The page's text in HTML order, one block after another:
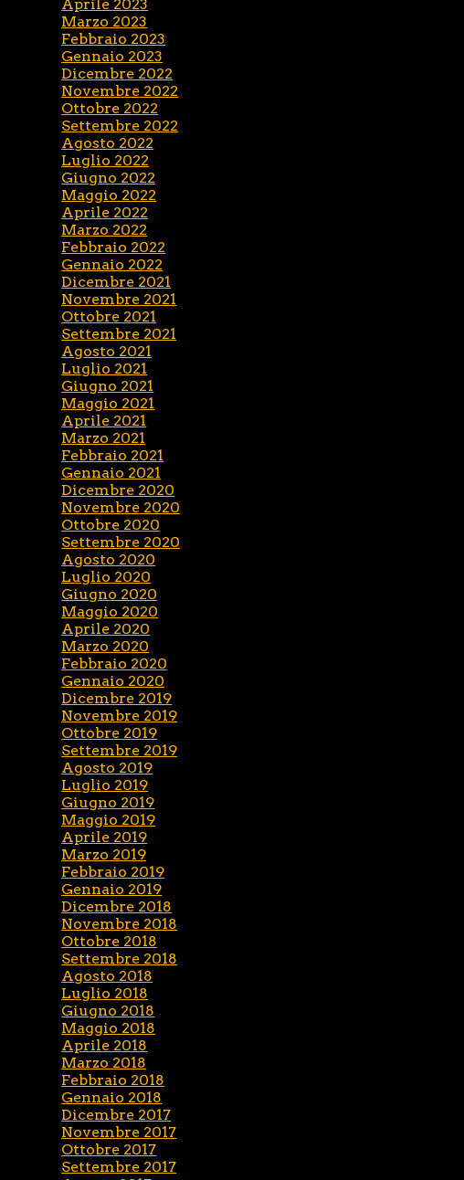
Aprile 2023
Marzo 2023
Febbraio 2023
Gennaio 2023
Dicembre 2022
Novembre 2022
Ottobre 2022
Settembre 2022
Agosto 2022
Luglio 2022
Giugno 2022
Maggio 2022
Aprile 2022
Marzo 2022
Febbraio 2022
Gennaio 2022
Dicembre 2021
Novembre 2021
Ottobre 2021
Settembre 2021
Agosto 2021
Luglio 2021
Giugno 2021
Maggio 2021
Aprile 2021
Marzo 2021
Febbraio 2021
Gennaio 2021
Dicembre 2020
Novembre 2020
Ottobre 2020
Settembre 2020
Agosto 2020
Luglio 2020
Giugno 2020
Maggio 2020
Aprile 2020
Marzo 2020
Febbraio 2020
Gennaio 2020
Dicembre 2019
Novembre 2019
Ottobre 2019
Settembre 2019
Agosto 2019
Luglio 2019
Giugno 2019
Maggio 2019
Aprile 2019
Marzo 2019
Febbraio 2019
Gennaio 2019
Dicembre 2018
Novembre 2018
Ottobre 2018
Settembre 2018
Agosto 2018
Luglio 2018
Giugno 2018
Maggio 2018
Aprile 2018
Marzo 2018
Febbraio 2018
Gennaio 2018
Dicembre 2017
Novembre 2017
Ottobre 2017
Settembre 2017